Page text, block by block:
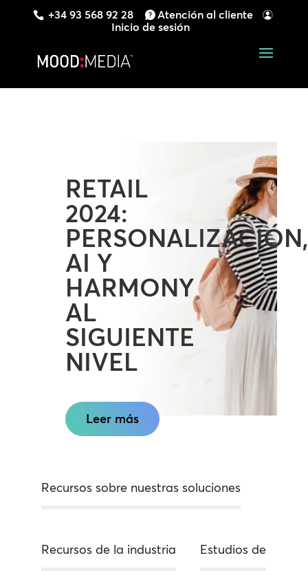
+34 93 568 92 28
Atención al cliente
Inicio de sesión
RETAIL
2024:
PERSONALIZACIÓN,
AI Y
HARMONY
AL
SIGUIENTE
NIVEL
Leer más
Recursos sobre nuestras soluciones
Recursos de la industria Estudios de